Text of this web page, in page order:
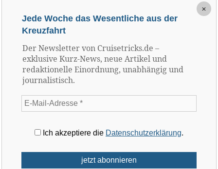
×
Jede Woche das Wesentliche aus der
Kreuzfahrt
Der Newsletter von Cruisetricks.de –
exklusive Kurz-News, neue Artikel und
redaktionelle Einordnung, unabhängig und
journalistisch.
Ich akzeptiere die Datenschutzerklärung.